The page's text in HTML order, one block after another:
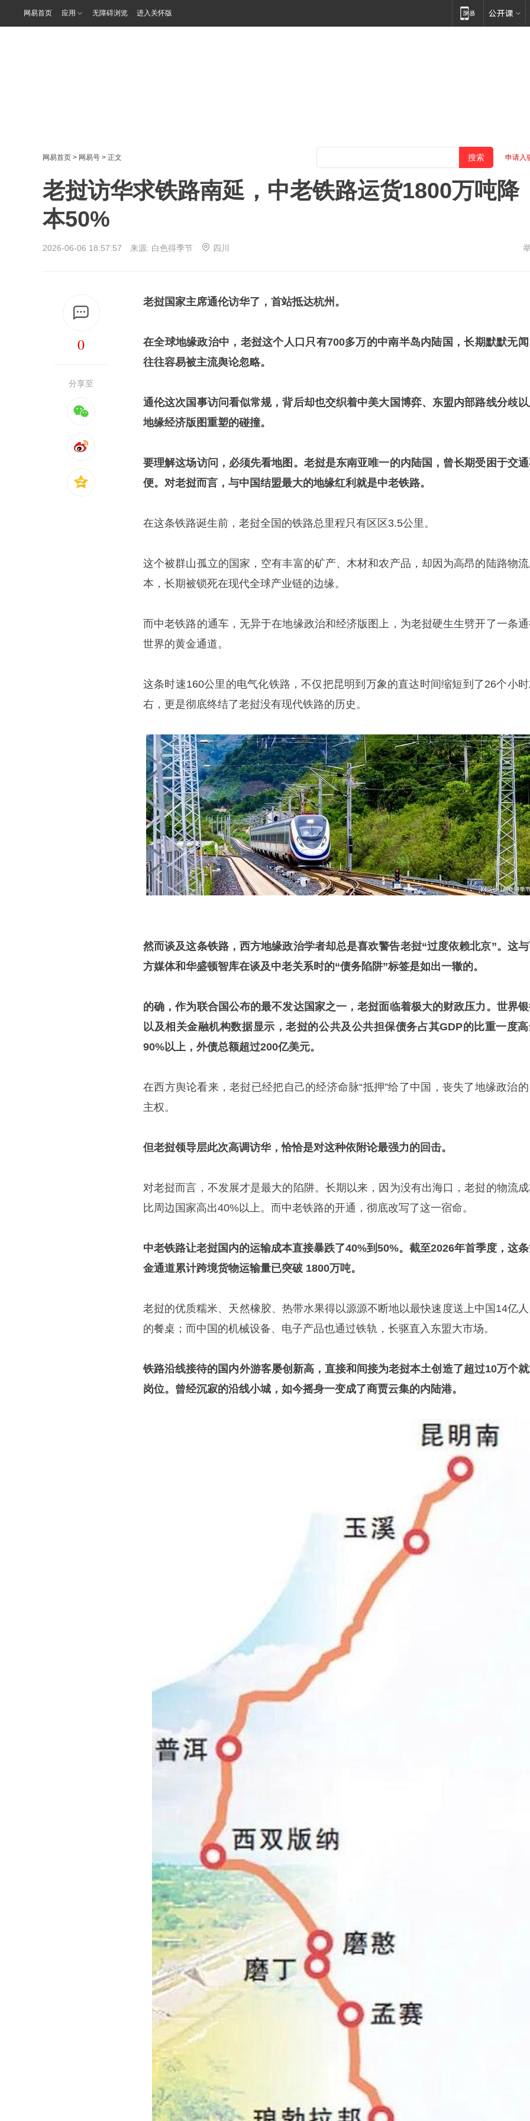
网易首页 应用 无障碍浏览 进入关怀版
网易首页 > 网易号 > 正文 申请入
老挝访华求铁路南延，中老铁路运货1800万吨降
本50%
2026-06-06 18:57:57 来源: 白色得季节 四川
0
分享至
老挝国家主席通伦访华了，首站抵达杭州。
在全球地缘政治中，老挝这个人口只有700多万的中南半岛内陆国，长期默默无
往往容易被主流舆论忽略。
通伦这次国事访问看似常规，背后却也交织着中美大国博弈、东盟内部路线分歧
地缘经济版图重塑的碰撞。
要理解这场访问，必须先看地图。老挝是东南亚唯一的内陆国，曾长期受困于交
便。对老挝而言，与中国结盟最大的地缘红利就是中老铁路。
在这条铁路诞生前，老挝全国的铁路总里程只有区区3.5公里。
这个被群山孤立的国家，空有丰富的矿产、木材和农产品，却因为高昂的陆路物
本，长期被锁死在现代全球产业链的边缘。
而中老铁路的通车，无异于在地缘政治和经济版图上，为老挝硬生生劈开了一条
世界的黄金通道。
这条时速160公里的电气化铁路，不仅把昆明到万象的直达时间缩短到了26个小
右，更是彻底终结了老挝没有现代铁路的历史。
然而谈及这条铁路，西方地缘政治学者却总是喜欢警告老挝“过度依赖北京”。这
方媒体和华盛顿智库在谈及中老关系时的“债务陷阱”标签是如出一辙的。
的确，作为联合国公布的最不发达国家之一，老挝面临着极大的财政压力。世界
以及相关金融机构数据显示，老挝的公共及公共担保债务占其GDP的比重一度
90%以上，外债总额超过200亿美元。
在西方舆论看来，老挝已经把自己的经济命脉“抵押”给了中国，丧失了地缘政治
主权。
但老挝领导层此次高调访华，恰恰是对这种依附论最强力的回击。
对老挝而言，不发展才是最大的陷阱。长期以来，因为没有出海口，老挝的物流
比周边国家高出40%以上。而中老铁路的开通，彻底改写了这一宿命。
中老铁路让老挝国内的运输成本直接暴跌了40%到50%。截至2026年首季度，这
金通道累计跨境货物运输量已突破 1800万吨。
老挝的优质糯米、天然橡胶、热带水果得以源源不断地以最快速度送上中国14亿
的餐桌；而中国的机械设备、电子产品也通过铁轨，长驱直入东盟大市场。
铁路沿线接待的国内外游客屡创新高，直接和间接为老挝本土创造了超过10万个
岗位。曾经沉寂的沿线小城，如今摇身一变成了商贾云集的内陆港。